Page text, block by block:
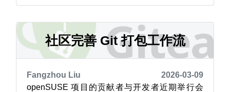
力。此次更新凸显了社区驱动型开源人工智能日
益重要的作用。 该模型是基于阿里巴巴 Qw...
社区完善 Git 打包工作流
Fangzhou Liu
2026-03-09
openSUSE 项目的贡献者与开发者近期举行会